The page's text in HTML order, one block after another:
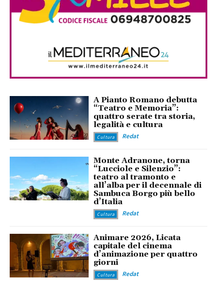
A Pianto Romano debutta
“Teatro e Memoria”:
quattro serate tra storia,
legalità e cultura
Cultura Redat
Monte Adranone, torna
“Lucciole e Silenzio”:
teatro al tramonto e
all’alba per il decennale di
Sambuca Borgo più bello
d’Italia
Cultura Redat
Animare 2026, Licata
capitale del cinema
d’animazione per quattro
giorni
Cultura Redat